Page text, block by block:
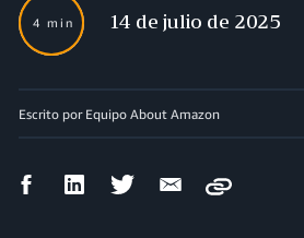
4 min 14 de julio de 2025
Escrito por Equipo About Amazon
CompartirCompartirCompartirCompartir
Copy